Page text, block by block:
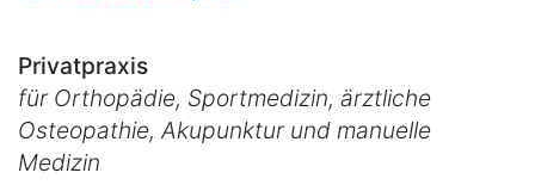
Privatpraxis
für Orthopädie, Sportmedizin, ärztliche
Osteopathie, Akupunktur und manuelle
Medizin